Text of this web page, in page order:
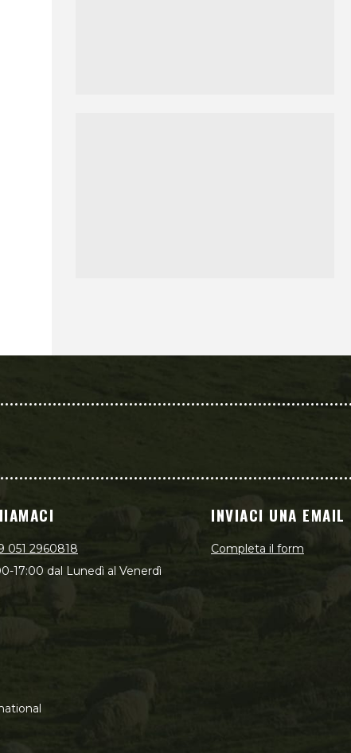
051 2960818
17:00 dal Lunedì al Venerdì
INVIACI UNA EMAIL
Completa il form